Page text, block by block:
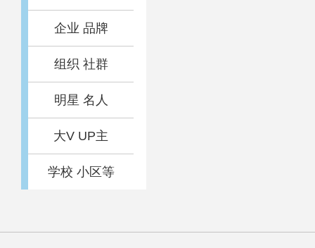
企业 品牌
组织 社群
明星 名人
大V UP主
学校 小区等